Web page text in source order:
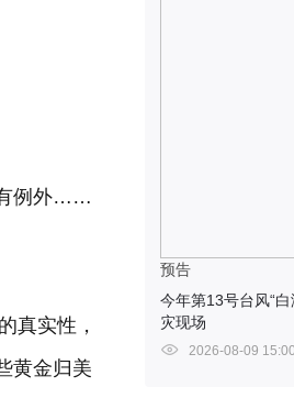
有例外……
真实性，
黄金归美
预告
今年第13号台风“
灾现场
2026-08-09 15:00